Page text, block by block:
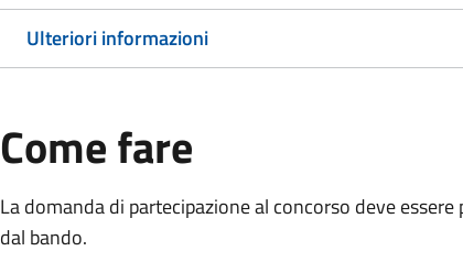
Ulteriori informazioni
Come fare
La domanda di partecipazione al concorso deve
dal bando.